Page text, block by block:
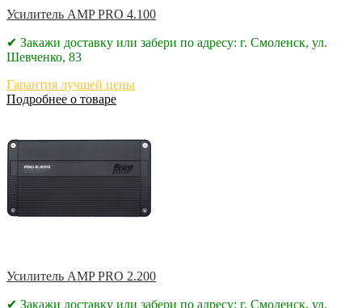
Усилитель AMP PRO 4.100
✔ Закажи доставку или забери по адресу: г. Смоленск, ул.
Шевченко, 83
Гарантия лучшей цены
Подробнее о товаре
Усилитель AMP PRO 2.200
✔ Закажи доставку или забери по адресу: г. Смоленск, ул.